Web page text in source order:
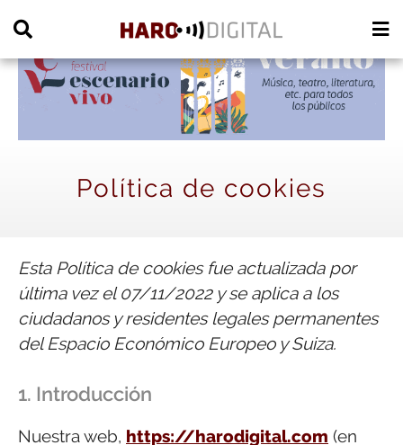
Política de cookies
Esta Política de cookies fue actualizada por
última vez el 07/11/2022 y se aplica a los
ciudadanos y residentes legales permanentes
del Espacio Económico Europeo y Suiza.
1. Introducción
Nuestra web, https://harodigital.com (en